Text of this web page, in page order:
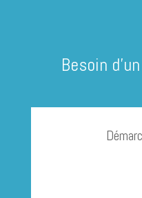
Besoin